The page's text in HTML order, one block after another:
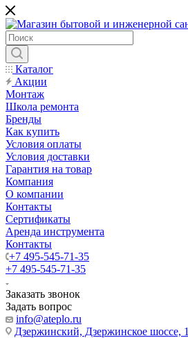
Каталог
Акции
Монтаж
Школа ремонта
Бренды
Как купить
Условия оплаты
Условия доставки
Гарантия на товар
Компания
О компании
Контакты
Сертификаты
Аренда инструмента
Контакты
+7 495-545-71-35
+7 495-545-71-35
Заказать звонок
Задать вопрос
info@ateplo.ru
Дзержинский, Дзержинское шоссе, 1